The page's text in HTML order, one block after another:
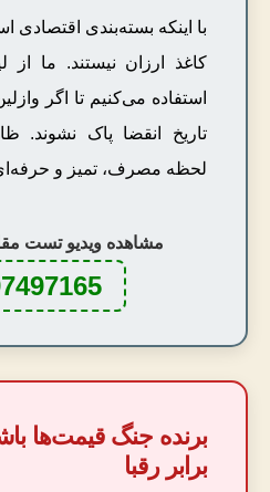
با اینکه بسته‌بندی اقتصادی
کاغذ ارزان نیستند. ما
استفاده می‌کنیم تا اگر
تاریخ انقضا پاک نشوند.
لحظه مصرف، تمیز و
مشاهده ویدیو تست
برنده جنگ قیمت‌ها
برابر رقبا